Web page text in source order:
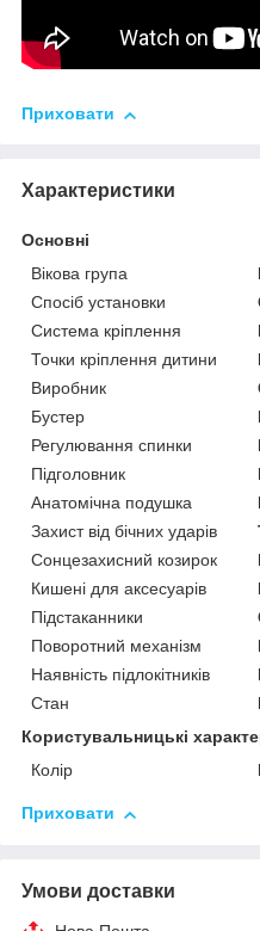
Приховати
Характеристики
Основні
Вікова група
Спосіб установки
Система кріплення
Точки кріплення дитини
Виробник
Бустер
Регулювання спинки
Підголовник
Анатомічна подушка
Захист від бічних ударів
Сонцезахисний козирок
Кишені для аксесуарів
Підстаканники
Поворотний механізм
Наявність підлокітників
Стан
Користувальницькі
Колір
Приховати
Умови доставки